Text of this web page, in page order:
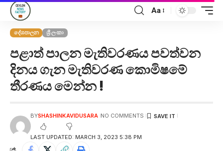
Aa
දේශපාලන ශ්‍රී ලංකා
පළාත් පාලන මැතිවරණය පවත්වන
දිනය ගැන මැතිවරණ කොමිෂමේ
තීරණය මෙන්න !
LAST UPDATED: MARCH 3, 2023 5:38 PM
BYSHASHINKAVIDUSARA NO COMMENTS